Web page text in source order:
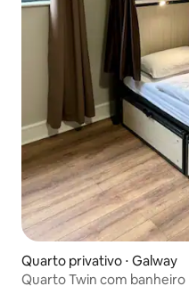
Quarto privativo ⋅ Galway
Quarto Twin com